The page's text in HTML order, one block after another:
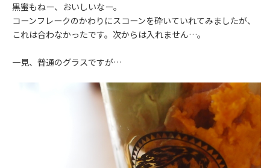
黒蜜もねー、おいしいなー。
コーンフレークのかわりにスコーンを砕いていれてみましたが、
これは合わなかったです。次からは入れません…。
一見、普通のグラスですが…